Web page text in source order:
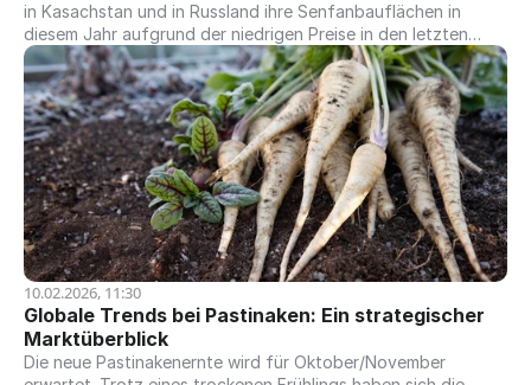
in Kasachstan und in Russland ihre Senfanbauflächen in
diesem Jahr aufgrund der niedrigen Preise in den letzten
beiden Erntejahren deutlich reduziert. Sofern Kanada nicht
einen außergewöhnlich hohen Ernteertrag erzielt, rechnen wir
mit einem Preisanstieg für die neue Ernte.
10.02.2026, 11:30
Globale Trends bei Pastinaken: Ein strategischer
Marktüberblick
Die neue Pastinakenernte wird für Oktober/November